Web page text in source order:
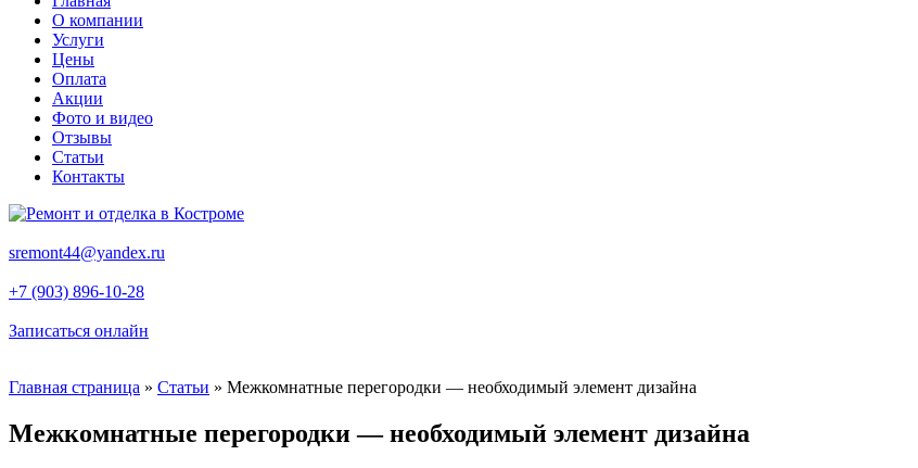
О компании
Услуги
Цены
Оплата
Акции
Фото и видео
Отзывы
Статьи
Контакты
sremont44@yandex.ru
+7 (903) 896-10-28
Записаться онлайн
Главная страница » Статьи » Межкомнатные перегородки — необходимый элемент дизайна
Межкомнатные перегородки — необходимый элемент дизайна